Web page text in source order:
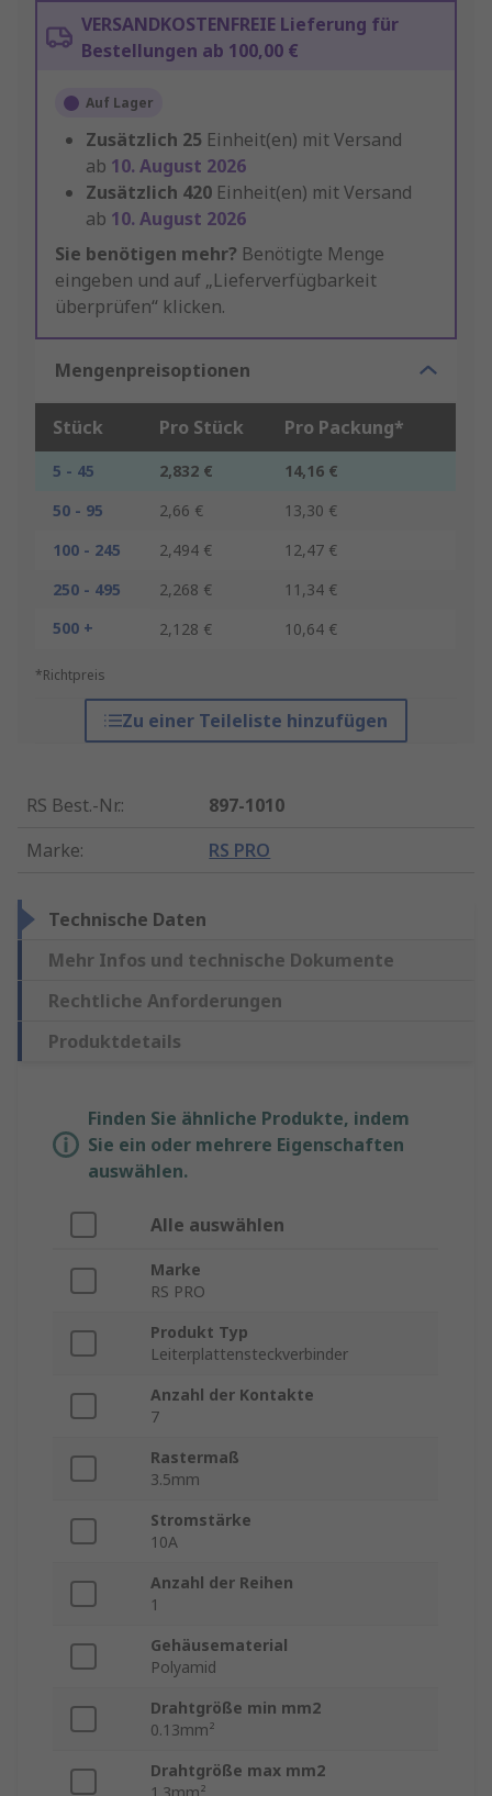
VERSANDKOSTENFREIE Lieferung für
Bestellungen ab 100,00 €
Auf Lager
Zusätzlich 25 Einheit(en) mit Versand
ab 10. August 2026
Zusätzlich 420 Einheit(en) mit Versand
ab 10. August 2026
Sie benötigen mehr? Benötigte Menge
eingeben und auf „Lieferverfügbarkeit
überprüfen“ klicken.
Mengenpreisoptionen
Stück Pro Stück Pro Packung*
5 - 45 2,832 €
14,16 €
50 - 95
2,66 €
13,30 €
100 - 245
2,494 €
12,47 €
250 - 495
2,268 €
11,34 €
500 +
2,128 € 10,64 €
*Richtpreis
Zu einer Teileliste hinzufügen
RS Best.-Nr.:
897-1010
Marke: RS PRO
Technische Daten
Mehr Infos und technische Dokumente
Rechtliche Anforderungen
Produktdetails
Finden Sie ähnliche Produkte, indem
Sie ein oder mehrere Eigenschaften
auswählen.
Alle auswählen
Marke
RS PRO
Produkt Typ
Leiterplattensteckverbinder
Anzahl der Kontakte
7
Rastermaß
3.5mm
Stromstärke
10A
Anzahl der Reihen
1
Gehäusematerial
Polyamid
Drahtgröße min mm2
0.13mm²
Drahtgröße max mm2